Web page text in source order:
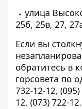
улица
25б, 25в, 27,
Если вы
обратитесь в
горсовета по
732-12-12,
12, (073) 722-12.